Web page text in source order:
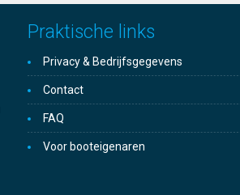
Praktische links
Privacy & Bedrijfsgegevens
Contact
FAQ
Voor booteigenaren